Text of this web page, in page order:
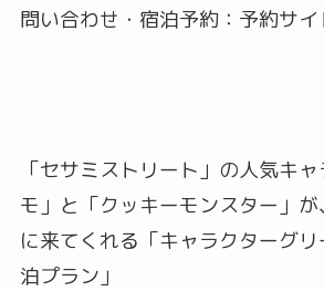
問い合わせ・宿泊予約：予約サ
「セサミストリート」の人気キ
モ」と「クッキーモンスター」
に来てくれる「キャラクターグ
泊プラン」